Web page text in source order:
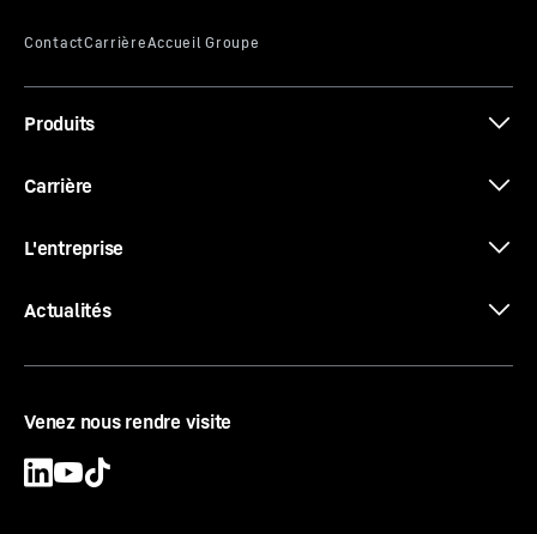
Produits
Carrière
L'entreprise
Actualités
Venez nous rendre visite